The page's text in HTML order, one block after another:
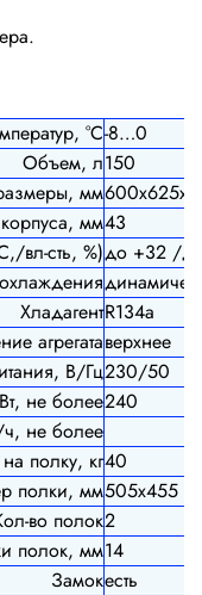
°C-8…0
Объем, л150
мм
мм43
вл-сть, %)до +32 /
ХладагентR134a
агрегатаверхнее
В/Гц230/50
не более240
ч, не более
полку, кг40
полки, мм505х455
во полок2
полок, мм14
Замокесть